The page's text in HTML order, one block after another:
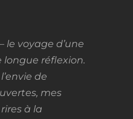
le voyage d’une
longue réflexion.
de
mes
à la